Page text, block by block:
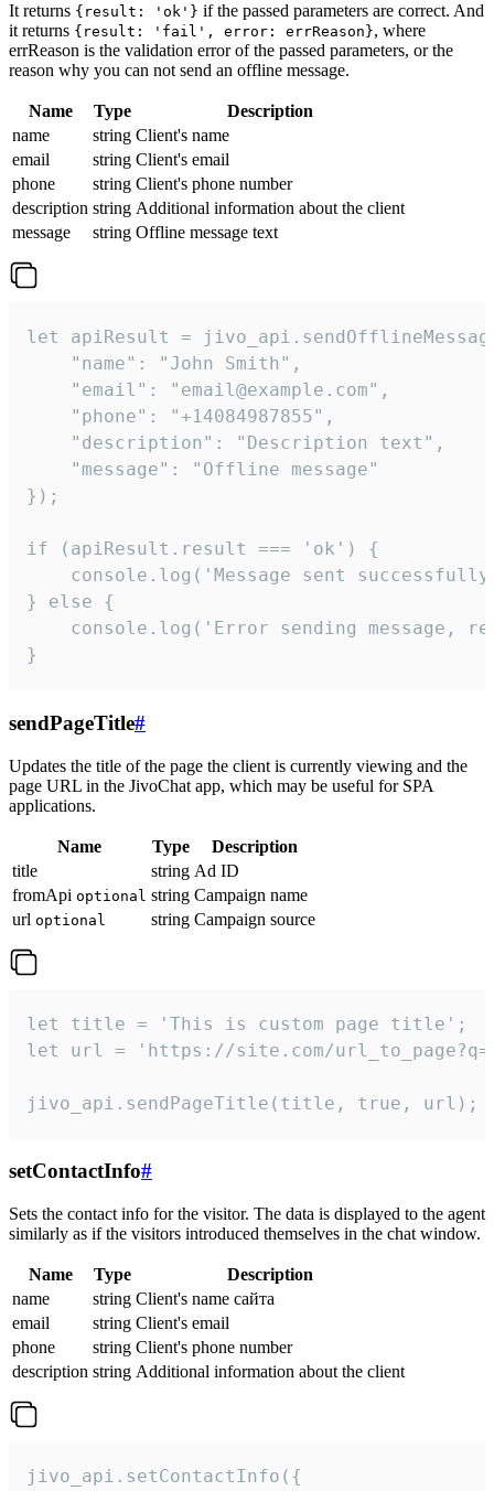
It returns {result: 'ok'} if the passed parameters are correct. And
it returns {result: 'fail', error: errReason}, where
errReason is the validation error of the passed parameters, or the
reason why you can not send an offline message.
Name Type
Description
name
string Client's name
email
string Client's email
phone
string Client's phone number
description string Additional information about the client
message
string Offline message text
let apiResult =
    "name": "John Smith",
    "email": "email@example.com",
    "phone": "+14084987855",
    "description": "Description text",
    "message": "Offline message"
});
if (apiResult.result === 'ok') {
console.log('Message sent
} else {
console.log('Error sending message,
}
sendPageTitle#
Updates the title of the page the client is currently viewing and the
page URL in the JivoChat app, which may be useful for SPA
applications.
Name Type
Description
title
string Ad ID
fromApi optional string Campaign name
url optional string Campaign source
let title = 'This is custom page title';
let url = 'https://site.com/
jivo_api.sendPageTitle(title, true, url);
setContactInfo#
Sets the contact info for the visitor. The data is displayed to the agent
similarly as if the visitors introduced themselves in the chat window.
Name Type
Description
name
string Client's name сайта
email
string Client's email
phone
string Client's phone number
description string Additional information about the client
jivo_api.setContactInfo({